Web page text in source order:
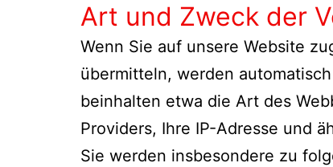
Art und Zweck der
Wenn Sie auf unsere Website
übermitteln, werden
beinhalten etwa die Art des
Providers, Ihre IP-Adresse und
Sie werden insbesondere zu